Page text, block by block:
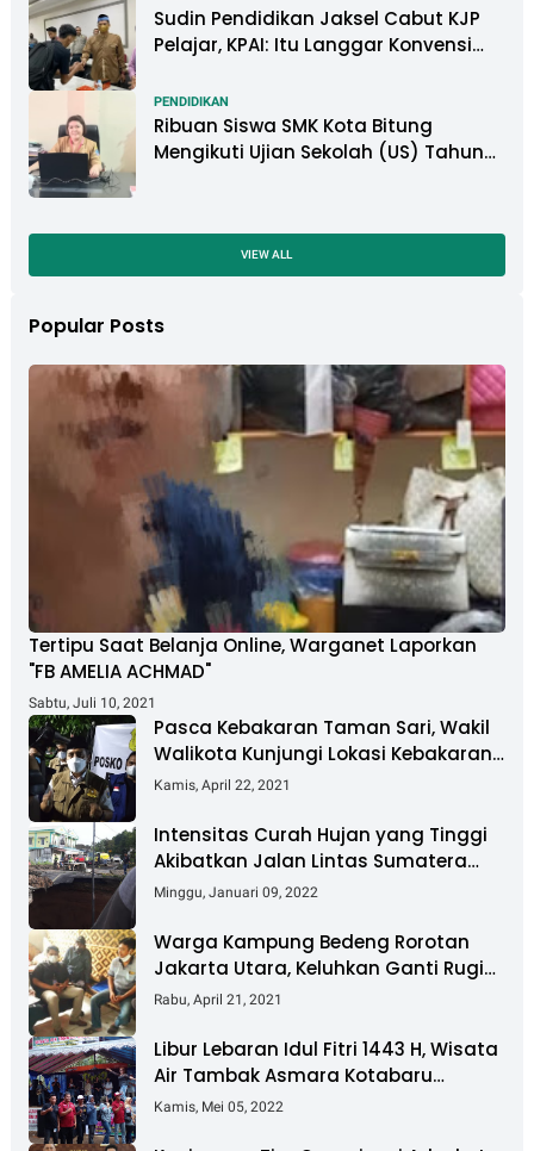
Sudin Pendidikan Jaksel Cabut KJP
Pelajar, KPAI: Itu Langgar Konvensi
PENDIDIKAN
Ribuan Siswa SMK Kota Bitung
Mengikuti Ujian Sekolah (US) Tahun
VIEW ALL
Popular Posts
Tertipu Saat Belanja Online, Warganet Laporkan
"FB AMELIA ACHMAD"
Sabtu, Juli 10, 2021
Pasca Kebakaran Taman Sari, Wakil
Walikota Kunjungi Lokasi Kebakaran
Dan Salurkan Bantuan
Kamis, April 22, 2021
Intensitas Curah Hujan yang Tinggi
Akibatkan Jalan Lintas Sumatera
Nyaris Putus
Minggu, Januari 09, 2022
Warga Kampung Bedeng Rorotan
Jakarta Utara, Keluhkan Ganti Rugi
Pembebasan Lahan Tol Cibitung -
Rabu, April 21, 2021
Libur Lebaran Idul Fitri 1443 H, Wisata
Air Tambak Asmara Kotabaru
Dipadati Ribuan Pengunjung
Kamis, Mei 05, 2022